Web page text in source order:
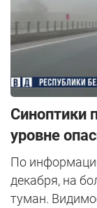
Синоптики
уровне
По
декабря, на
туман.